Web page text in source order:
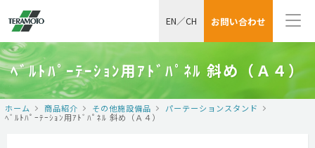
お問い合わせ
EN／CH
ﾍﾞﾙﾄﾊﾟｰﾃｰｼｮﾝ用ｱﾄﾞﾊﾟﾈﾙ 斜め（Ａ４）
ホーム 商品紹介 その他施設備品
パーテーションスタンド
ﾍﾞﾙﾄﾊﾟｰﾃｰｼｮﾝ用ｱﾄﾞﾊﾟﾈﾙ 斜め（Ａ４）